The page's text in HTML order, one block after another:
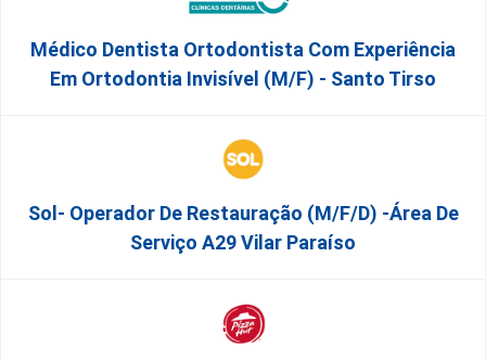
Médico Dentista Ortodontista Com Experiência
Em Ortodontia Invisível (M/F) - Santo Tirso
Sol- Operador De Restauração (m/f/d) -Área De
Serviço A29 Vilar Paraíso